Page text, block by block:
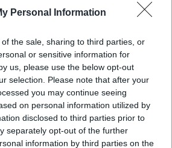
Personal Information
the sale, sharing to third parties, or
or sensitive information for
us, please use the below opt-out
selection. Please note that after your
you may continue seeing
on personal information utilized by
disclosed to third parties prior to
separately opt-out of the further
information by third parties on the